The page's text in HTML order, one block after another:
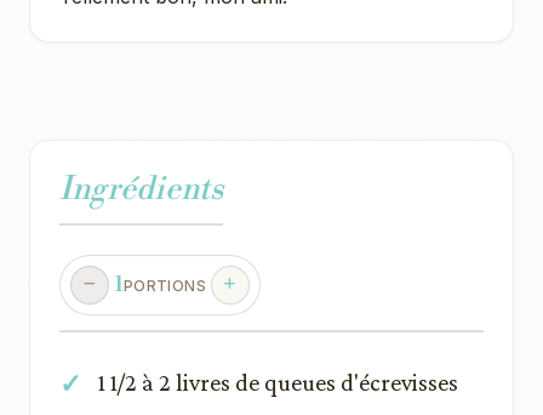
Ingrédients
1PORTIONS
1 1/2 à 2 livres de queues d'écrevisses